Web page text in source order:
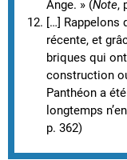
Ange. » (Note,
[…] Rappelons
récente, et
briques qui ont
construction
Panthéon a
longtemps
p. 362)